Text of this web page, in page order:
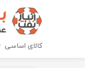
کالای اساسی